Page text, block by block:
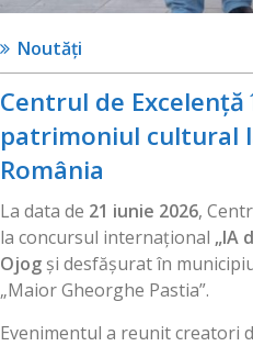
Noutăți
Centrul de
patrimoniul cultural
România
La data de 21 iunie 2026,
la concursul internațional „IA
Ojog și desfășurat în
„Maior Gheorghe Pastia”.
Evenimentul a reunit creatori